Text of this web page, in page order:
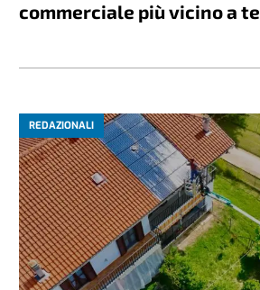
commerciale più vicino a te
REDAZIONALI